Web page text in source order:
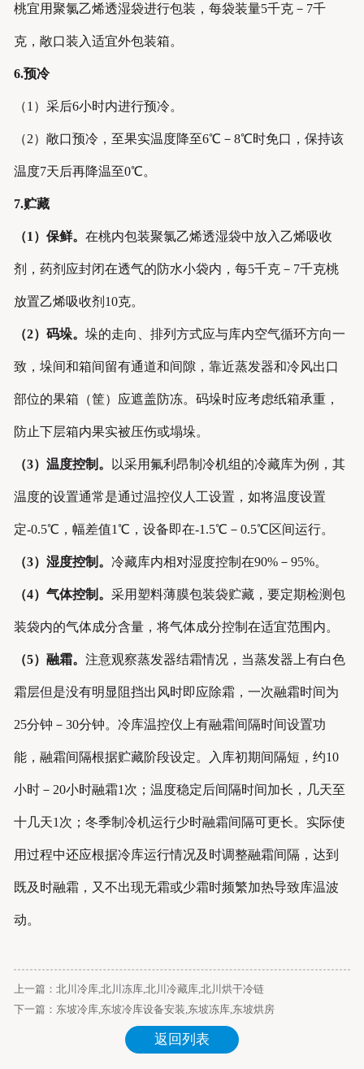
桃宜用聚氯乙烯透湿袋进行包装，每袋装量5千克－7千
克，敞口装入适宜外包装箱。
6.预冷
（1）采后6小时内进行预冷。
（2）敞口预冷，至果实温度降至6℃－8℃时免口，保持该
温度7天后再降温至0℃。
7.贮藏
（1 ）保鲜。 在桃内包装聚氯乙烯透湿袋中放入乙烯吸收
剂，药剂应封闭在透气的防水小袋内，每5千克－7千克桃
放置乙烯吸收剂10克。
（2）码垛。 垛的走向、排列方式应与库内空气循环方向一
致，垛间和箱间留有通道和间隙，靠近蒸发器和冷风出口
部位的果箱（筐）应遮盖防冻。码垛时应考虑纸箱承重，
防止下层箱内果实被压伤或塌垛。
（3） 温度控制。 以采用氟利昂制冷机组的冷藏库为例，其
温度的设置通常是通过温控仪人工设置，如将温度设置
定-0.5℃，幅差值1℃，设备即在-1.5℃－0.5℃区间运行。
（3） 湿度控制。 冷藏库内相对湿度控制在90%－95%。
（4）气体控制。 采用塑料薄膜包装袋贮藏，要定期检测包
装袋内的气体成分含量，将气体成分控制在适宜范围内。
（5）融霜。 注意观察蒸发器结霜情况，当蒸发器上有白色
霜层但是没有明显阻挡出风时即应除霜，一次融霜时间为
25分钟－30分钟。冷库温控仪上有融霜间隔时间设置功
能，融霜间隔根据贮藏阶段设定。入库初期间隔短，约10
小时－20小时融霜1次；温度稳定后间隔时间加长，几天至
十几天1次；冬季制冷机运行少时融霜间隔可更长。实际使
用过程中还应根据冷库运行情况及时调整融霜间隔，达到
既及时融霜，又不出现无霜或少霜时频繁加热导致库温波
动。
上一篇： 北川冷库,北川冻库,北川冷藏库,北川烘干冷链
下一篇： 东坡冷库,东坡冷库设备安装,东坡冻库,东坡烘房
返回列表